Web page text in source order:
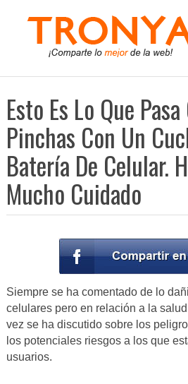
Esto Es Lo Que
Pinchas Con Un
Batería De Celular.
Mucho Cuidado
Siempre se ha comentado de lo
celulares pero en relación a la
vez se ha discutido sobre los
los potenciales riesgos a los que
usuarios.